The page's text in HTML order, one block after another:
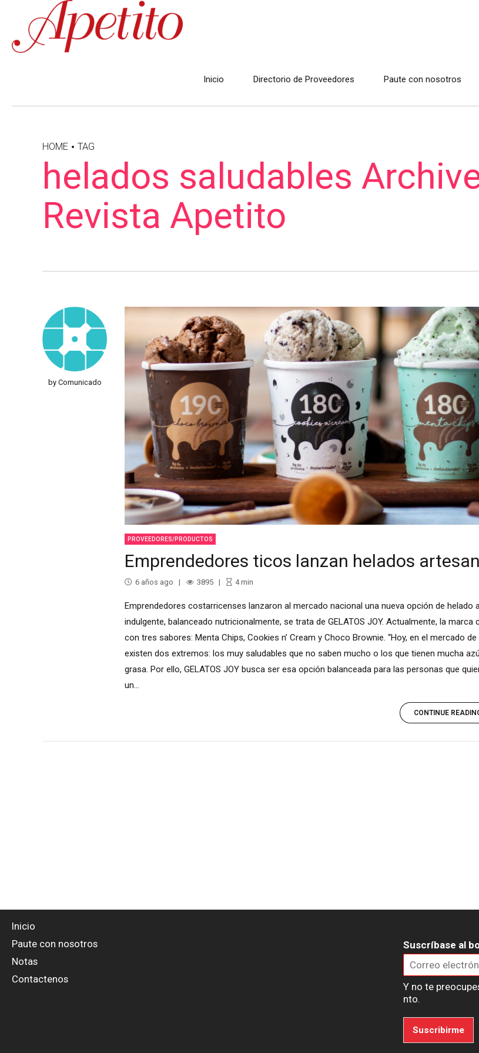
Inicio Directorio de Proveedores Paute con nosotros
HOME TAG
helados saludables
Revista Apetito
by Comunicado
PROVEEDORES/PRODUCTOS
Emprendedores ticos lanzan helados
6 años ago 3895 4min
Emprendedores costarricenses lanzaron al mercado nacional una nueva opción de helado
indulgente, balanceado nutricionalmente, se trata de GELATOS JOY. Actualmente, la marca
con tres sabores: Menta Chips, Cookies n’ Cream y Choco Brownie. “Hoy, en el mercado
existen dos extremos: los muy saludables que no saben mucho o los que tienen mucha
grasa. Por ello, GELATOS JOY busca ser esa opción balanceada para las personas que
un...
CONTINUE
Inicio
Paute con nosotros
Notas
Contactenos
Suscríbase al
Y no te
nto.
Suscribirme